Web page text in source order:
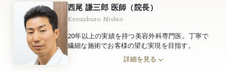
西尾 謙三郎 医師（院長）
Kenzaburo Nishio
20年以上の実績を持つ美容外科専門医。丁寧で
繊細な施術でお客様の望む実現を目指す。
詳細を見る